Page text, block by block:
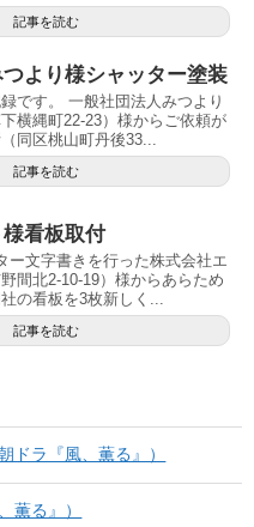
記事を読む
より様シャッター塗装
です。 一般社団法人みつより
下横縄町22-23）様からご依頼が
同区桃山町丹後33...
記事を読む
看板取付
ー文字書きを行った株式会社エ
間北2-10-19）様からあらため
の看板を3枚新しく...
記事を読む
ドラ『風、薫る』）
薫る』）